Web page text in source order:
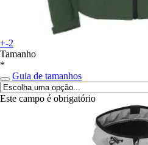
+-2
Tamanho
*
Guia de tamanhos
Este campo é obrigatório